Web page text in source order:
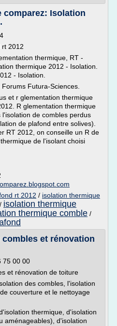
comparez: Isolation
rt 2012
thermique, RT -
thermique 2012 - Isolation.
- Isolation.
Futura-Sciences.
et r glementation thermique
R glementation thermique
de combles perdus
de plafond entre solives).
RT 2012, on conseille un R de
de l'isolant choisi
rt 2012 / isolation thermique
/ isolation thermique
thermique comble /
combles et rénovation
75 00 00
et rénovation de toiture
des combles, l'isolation
couverture et le nettoyage
thermique, d'isolation
aménageables), d'isolation